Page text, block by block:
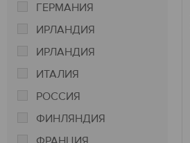
ГЕРМАНИЯ
ИРЛАНДИЯ
ИРЛАНДИЯ
ИТАЛИЯ
РОССИЯ
ФИНЛЯНДИЯ